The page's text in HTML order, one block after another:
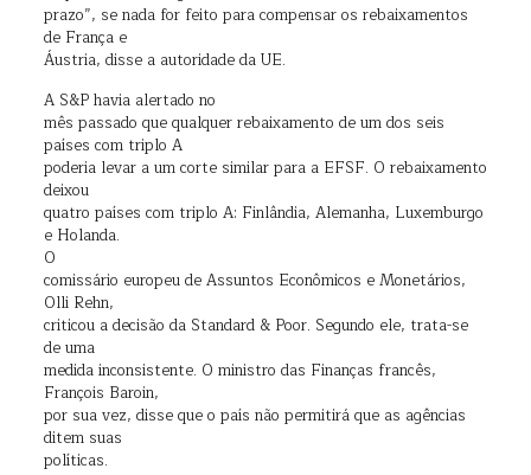
prazo”, se nada for feito para compensar os rebaixamentos
de França e
Áustria, disse a autoridade da UE.
A S&P havia alertado no
mês passado que qualquer rebaixamento de um dos seis
países com triplo A
poderia levar a um corte similar para a EFSF. O rebaixamento
deixou
quatro países com triplo A: Finlândia, Alemanha, Luxemburgo
e Holanda.
O
comissário europeu de Assuntos Econômicos e Monetários,
Olli Rehn,
criticou a decisão da Standard & Poor. Segundo ele, trata-se
de uma
medida inconsistente. O ministro das Finanças francês,
François Baroin,
por sua vez, disse que o país não permitirá que as agências
ditem suas
políticas.